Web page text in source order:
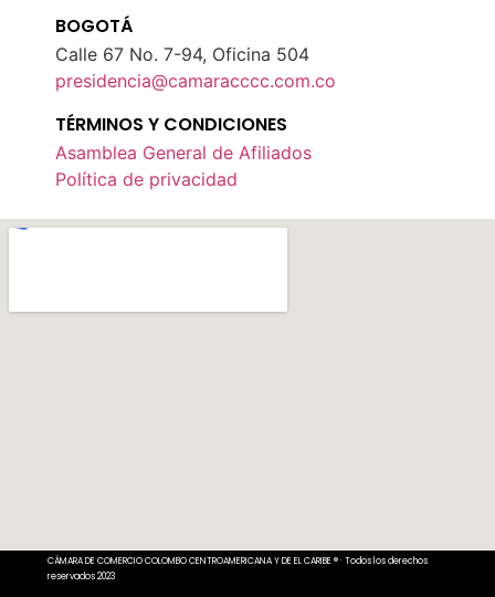
BOGOTÁ
Calle 67 No. 7-94, Oficina 504
presidencia@camaracccc.com.co
TÉRMINOS Y CONDICIONES
Asamblea General de Afiliados
Política de privacidad
CÁMARA DE COMERCIO COLOMBO CENTROAMERICANA Y DE EL CARIBE ® · Todos los derechos
reservados 2023